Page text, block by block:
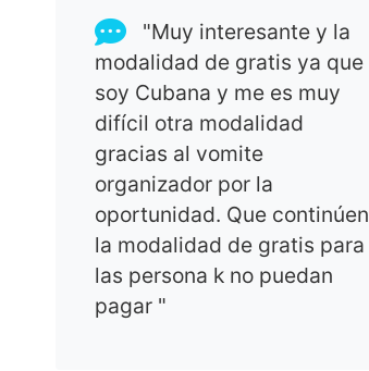
"Muy interesante y la
modalidad de gratis ya que
soy Cubana y me es muy
difícil otra modalidad
gracias al vomite
organizador por la
oportunidad. Que continúen
la modalidad de gratis para
las persona k no puedan
pagar "